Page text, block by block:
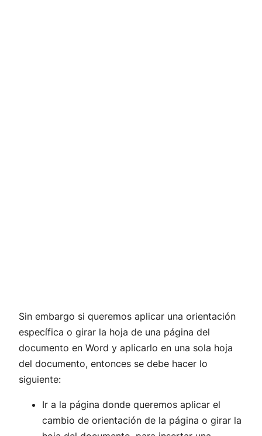
Sin embargo si queremos aplicar una orientación
específica o girar la hoja de una página del
documento en Word y aplicarlo en una sola hoja
del documento, entonces se debe hacer lo
siguiente:
Ir a la página donde queremos aplicar el
cambio de orientación de la página o girar la